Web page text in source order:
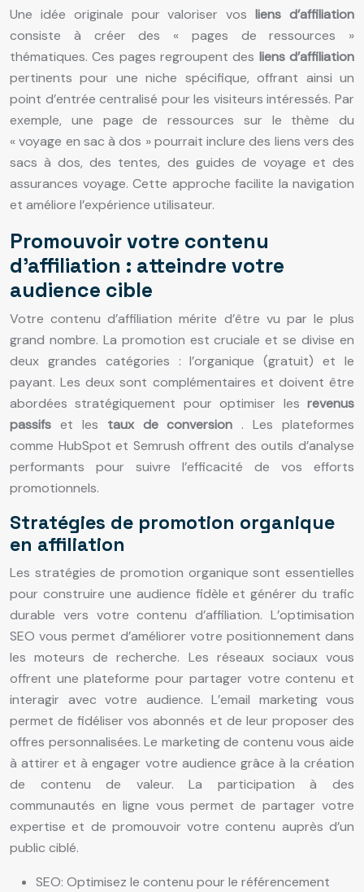
Une idée originale pour valoriser vosliens d’affiliation
consiste à créer des « pages de ressources »
thématiques. Ces pages regroupent des liens d’affiliation
pertinents pour une niche spécifique, offrant ainsi un
point d’entrée centralisé pour les visiteurs intéressés. Par
exemple, une page de ressources sur le thème du
« voyage en sac à dos » pourrait inclure des liens vers des
sacs à dos, des tentes, des guides de voyage et des
assurances voyage. Cette approche facilite la navigation
et améliore l’expérience utilisateur.
Promouvoir votre contenu
d’affiliation : atteindre votre
audience cible
Votre contenu d’affiliation mérite d’être vu par le plus
grand nombre. La promotion est cruciale et se divise en
deux grandes catégories : l’organique (gratuit) et le
payant. Les deux sont complémentaires et doivent être
abordées stratégiquement pour optimiser les revenus
passifs et les taux de conversion . Les plateformes
comme HubSpot et Semrush offrent des outils d’analyse
performants pour suivre l’efficacité de vos efforts
promotionnels.
Stratégies de promotion organique
en affiliation
Les stratégies de promotion organique sont essentielles
pour construire une audience fidèle et générer du trafic
durable vers votre contenu d’affiliation. L’optimisation
SEO vous permet d’améliorer votre positionnement dans
les moteurs de recherche. Les réseaux sociaux vous
offrent une plateforme pour partager votre contenu et
interagir avec votre audience. L’email marketing vous
permet de fidéliser vos abonnés et de leur proposer des
offres personnalisées. Le marketing de contenu vous aide
à attirer et à engager votre audience grâce à la création
de contenu de valeur. La participation à des
communautés en ligne vous permet de partager votre
expertise et de promouvoir votre contenu auprès d’un
public ciblé.
SEO: Optimisez le contenu pour le référencement